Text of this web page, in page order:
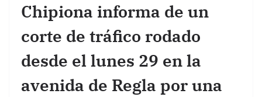
Chipiona informa de un
corte de tráfico rodado
desde el lunes 29 en la
avenida de Regla por una